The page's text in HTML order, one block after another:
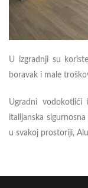
U izgradnji su
boravak i male
Ugradni vodokotlići
italijanska
u svakoj prostoriji,